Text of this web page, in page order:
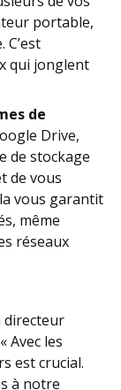
portable,
qui jonglent
de
Drive,
de stockage
de vous
vous garantit
même
réseaux
directeur
Avec les
est crucial.
à notre